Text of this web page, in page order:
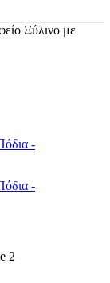
Ξύλινο με